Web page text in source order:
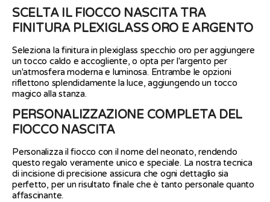
SCELTA IL FIOCCO NASCITA TRA
FINITURA PLEXIGLASS ORO E ARGENTO
Seleziona la finitura in plexiglass specchio oro per aggiungere
un tocco caldo e accogliente, o opta per l'argento per
un'atmosfera moderna e luminosa. Entrambe le opzioni
riflettono splendidamente la luce, aggiungendo un tocco
magico alla stanza.
PERSONALIZZAZIONE COMPLETA DEL
FIOCCO NASCITA
Personalizza il fiocco con il nome del neonato, rendendo
questo regalo veramente unico e speciale. La nostra tecnica
di incisione di precisione assicura che ogni dettaglio sia
perfetto, per un risultato finale che è tanto personale quanto
affascinante.